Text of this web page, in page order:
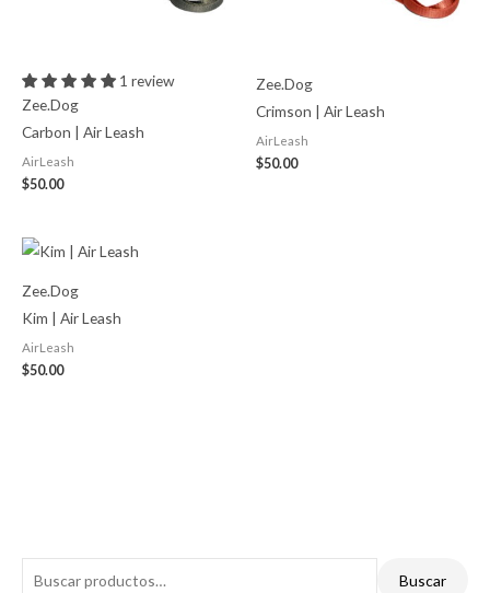
Buscar
1 review
Zee.Dog
Carbon | Air Leash
AirLeash
$50.00
Zee.Dog
Crimson | Air Leash
AirLeash
$50.00
Zee.Dog
Kim | Air Leash
AirLeash
$50.00